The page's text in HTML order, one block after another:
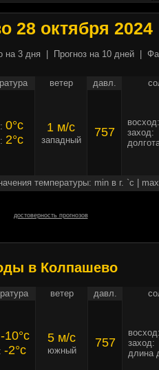
28 октября 2024
на 3 дня Прогноз на 10 дней
ветер давл.
0°c
2°c
1 м/c
западный
757
восход:
заход:
температуры: min в г. `c | max
достоверность прогнозов
в Колпашево
ветер давл.
-10°c
-2°c
5 м/c
южный
757
восход:
заход:
длина